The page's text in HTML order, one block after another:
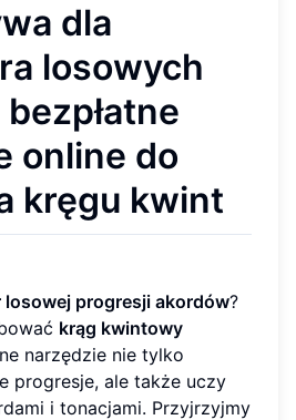
dla
losowych
online do
kręgu kwint
losowej progresji akordów?
krąg kwintowy
narzędzie nie tylko
progresje, ale także uczy
i tonacjami. Przyjrzyjmy